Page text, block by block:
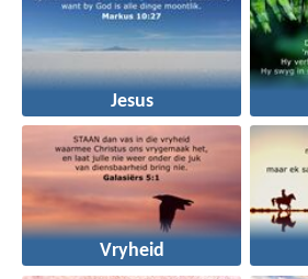
Jesus
Vryheid